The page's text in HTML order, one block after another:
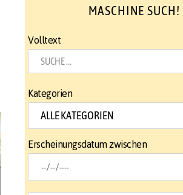
MASCHINE SUCH!
Volltext
Kategorien
Erscheinungsdatum zwischen